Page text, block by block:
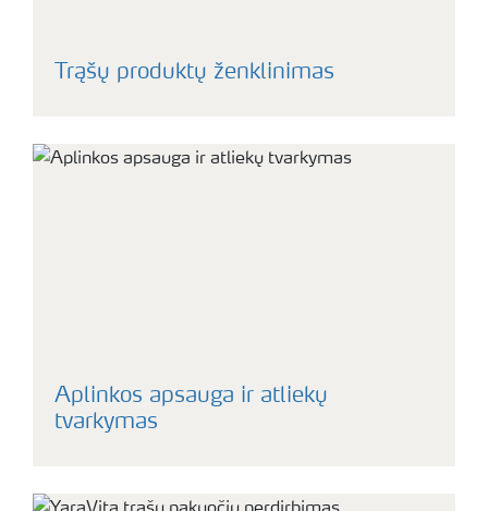
Trąšų produktų ženklinimas
Aplinkos apsauga ir atliekų
tvarkymas